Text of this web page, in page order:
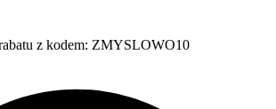
z kodem: ZMYSLOWO10